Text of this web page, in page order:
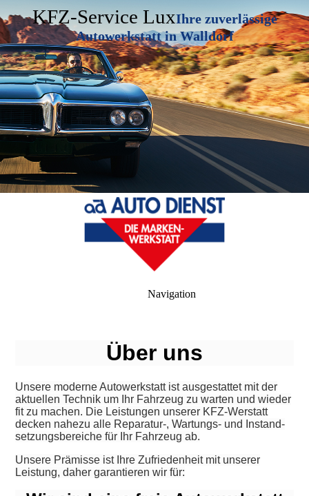
KFZ-Service LuxIhre zuverlässige
Autowerkstatt in Walldorf
Navigation
Über uns
Unsere moderne Autowerkstatt ist ausgestattet mit der
aktuellen Technik um Ihr Fahrzeug zu warten und wieder
fit zu machen. Die Leistungen unserer KFZ-Werstatt
decken nahezu alle Reparatur-, Wartungs- und Instand­
setzungs­bereiche für Ihr Fahrzeug ab.
Unsere Prämisse ist Ihre Zufriedenheit mit unserer
Leistung, daher garantieren wir für: